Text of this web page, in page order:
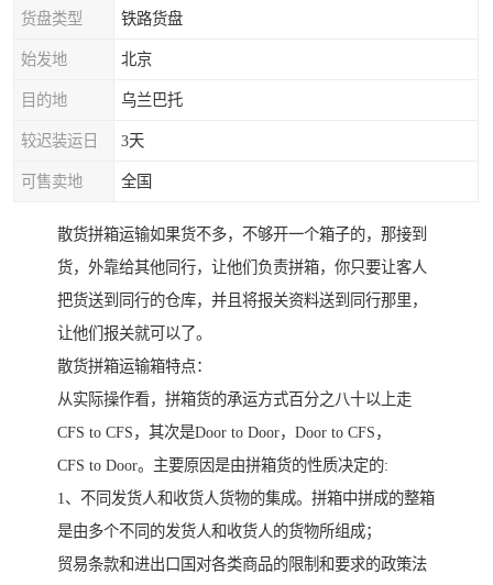
货盘类型 铁路货盘
始发地 北京
目的地 乌兰巴托
较迟装运日 3天
可售卖地 全国
散货拼箱运输如果货不多，不够开一个箱子的，那接到
货，外靠给其他同行，让他们负责拼箱，你只要让客人
把货送到同行的仓库，并且将报关资料送到同行那里，
让他们报关就可以了。
散货拼箱运输箱特点：
从实际操作看，拼箱货的承运方式百分之八十以上走
CFS to CFS，其次是Door to Door，Door to CFS，
CFS to Door。主要原因是由拼箱货的性质决定的:
1、不同发货人和收货人货物的集成。拼箱中拼成的整箱
是由多个不同的发货人和收货人的货物所组成；
贸易条款和进出口国对各类商品的限制和要求的政策法